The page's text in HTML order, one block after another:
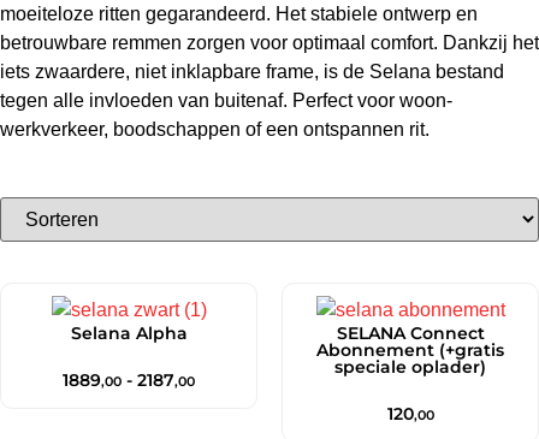
moeiteloze ritten gegarandeerd. Het stabiele ontwerp en
betrouwbare remmen zorgen voor optimaal comfort. Dankzij het
iets zwaardere, niet inklapbare frame, is de Selana bestand
tegen alle invloeden van buitenaf. Perfect voor woon-
werkverkeer, boodschappen of een ontspannen rit.
Selana Alpha
1889,00 - 2187,00
SELANA Connect
Abonnement (+gratis
speciale oplader)
120,00